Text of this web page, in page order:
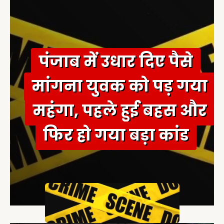
r
:
पंजाब में उधार दिए पैसे
मांगना युवक को पड़ गया
महंगा, पहले हुई बहस और
फिर हो गया बड़ा कांड